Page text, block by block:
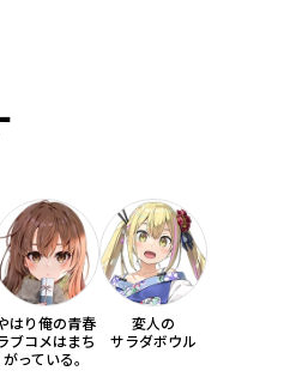
はり俺の青春
ブコメはまち
がっている。
変人の
サラダボウル